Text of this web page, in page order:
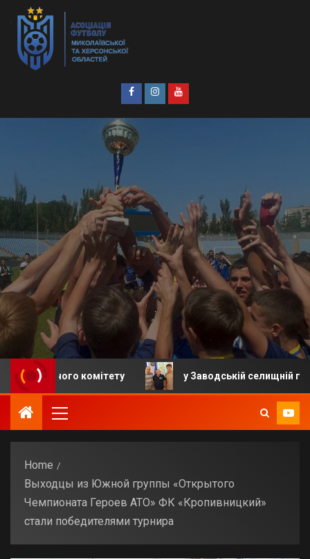
комітету у Заводській селищній громаді
Home
Выходцы из Южной группы «Открытого
Чемпионата Героев АТО» ФК «Кропивницкий»
стали победителями турнира